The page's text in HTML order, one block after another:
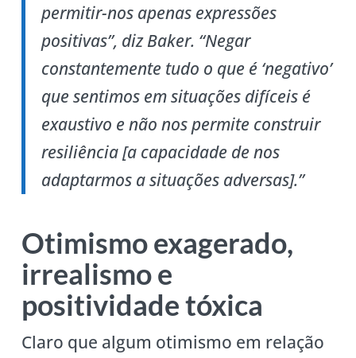
permitir-nos apenas expressões
positivas”, diz Baker. “Negar
constantemente tudo o que é ‘negativo’
que sentimos em situações difíceis é
exaustivo e não nos permite construir
resiliência [a capacidade de nos
adaptarmos a situações adversas].”
Otimismo exagerado,
irrealismo e
positividade tóxica
Claro que algum otimismo em relação